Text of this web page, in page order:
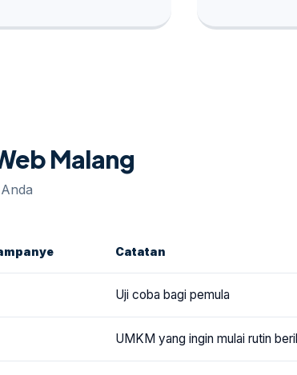
Malang
Catatan
Uji coba bagi pemula
UMKM yang ingin mulai rutin